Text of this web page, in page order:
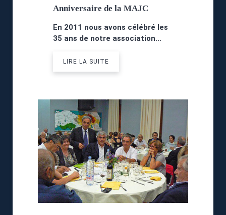
Anniversaire de la MAJC
En 2011 nous avons célébré les
35 ans de notre association...
LIRE LA SUITE